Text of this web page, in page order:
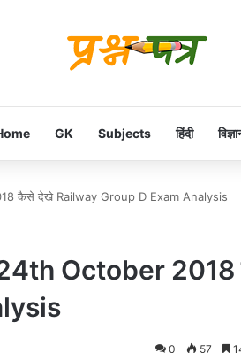
GK Subjects हिंदी
कैसे देखे Railway Group D Exam Analysis
October
0 57